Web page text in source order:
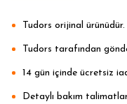
Tudors orijinal ürünüdür.
Tudors tarafından
14 gün içinde ücretsiz
Detaylı bakım